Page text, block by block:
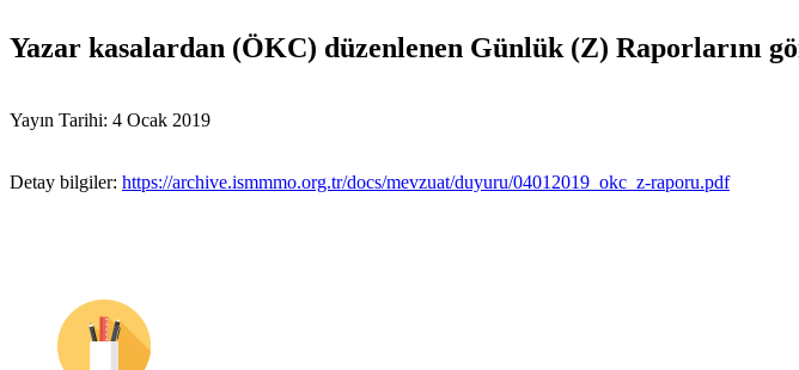
Yazar kasalardan (ÖKC) düzenlenen Günlük (Z) Raporlarını
Yayın Tarihi: 4 Ocak 2019
Detay bilgiler: https://archive.ismmmo.org.tr/docs/mevzuat/duyuru/04012019_okc_z-raporu.pdf